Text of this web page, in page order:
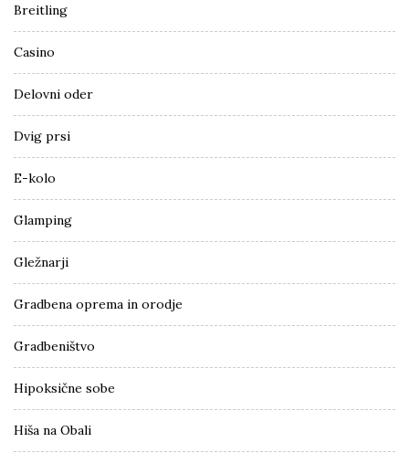
Breitling
Casino
Delovni oder
Dvig prsi
E-kolo
Glamping
Gležnarji
Gradbena oprema in orodje
Gradbeništvo
Hipoksične sobe
Hiša na Obali